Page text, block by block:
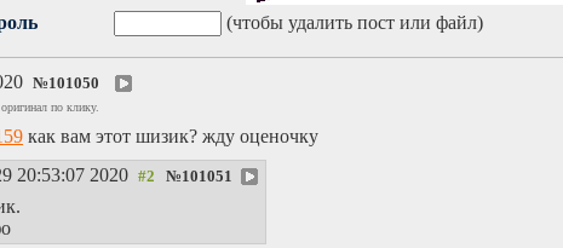
(чтобы удалить пост или файл)
№101050
по клику.
как вам этот шизик? жду оценочку
20:53:07 2020 №101051